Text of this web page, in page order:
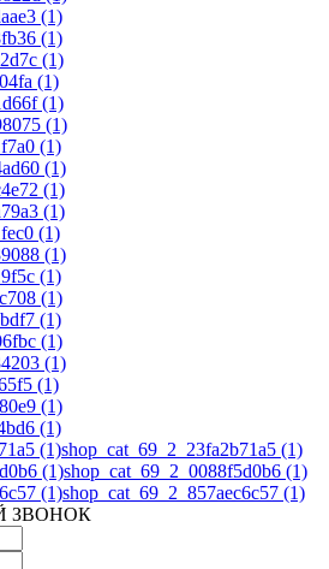
shop_cat_69_2_23fa2b71a5 (1)
shop_cat_69_2_0088f5d0b6 (1)
shop_cat_69_2_857aec6c57 (1)
ЗВОНОК